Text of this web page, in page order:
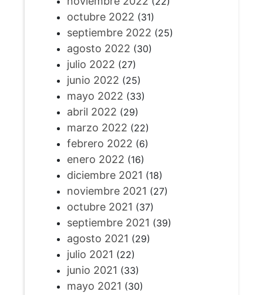
octubre 2022 (31)
septiembre 2022 (25)
agosto 2022 (30)
julio 2022 (27)
junio 2022 (25)
mayo 2022 (33)
abril 2022 (29)
marzo 2022 (22)
febrero 2022 (6)
enero 2022 (16)
diciembre 2021 (18)
noviembre 2021 (27)
octubre 2021 (37)
septiembre 2021 (39)
agosto 2021 (29)
julio 2021 (22)
junio 2021 (33)
mayo 2021 (30)